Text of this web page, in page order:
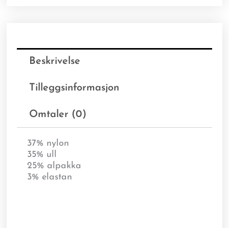
Beskrivelse
Tilleggsinformasjon
Omtaler (0)
37% nylon
35% ull
25% alpakka
3% elastan